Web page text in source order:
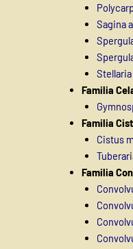
Sagina
Familia
Familia
Cistus
Familia